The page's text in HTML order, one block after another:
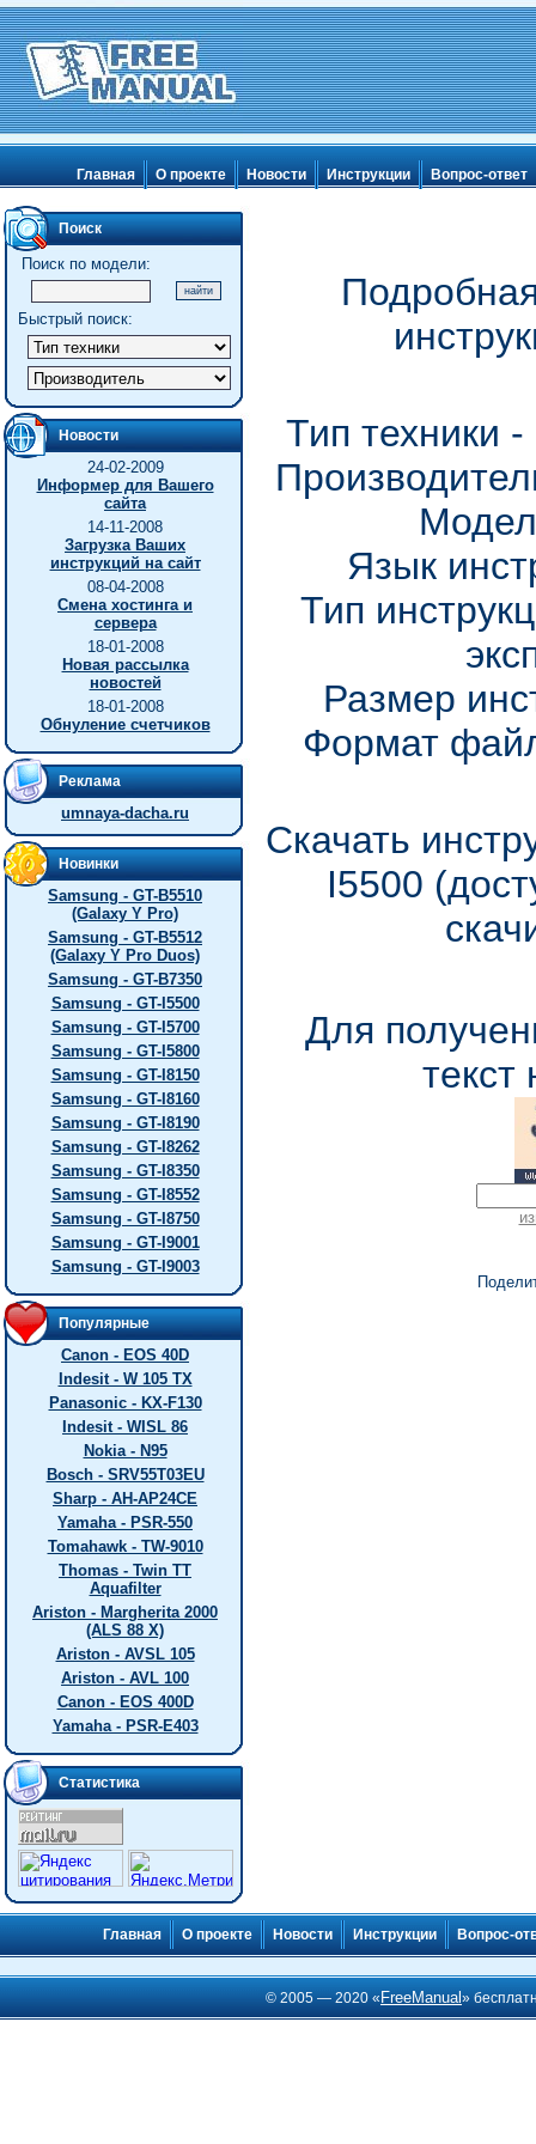
Главная О проекте Новости Инструкции Вопрос-ответ
Поиск
Поиск по модели:
Быстрый поиск:
Новости
24-02-2009
Информер для Вашего
сайта
14-11-2008
Загрузка Ваших
инструкций на сайт
08-04-2008
Смена хостинга и
сервера
18-01-2008
Новая рассылка
новостей
18-01-2008
Обнуление счетчиков
Реклама
umnaya-dacha.ru
Новинки
Samsung - GT-B5510
(Galaxy Y Pro)
Samsung - GT-B5512
(Galaxy Y Pro Duos)
Samsung - GT-B7350
Samsung - GT-I5500
Samsung - GT-I5700
Samsung - GT-I5800
Samsung - GT-I8150
Samsung - GT-I8160
Samsung - GT-I8190
Samsung - GT-I8262
Samsung - GT-I8350
Samsung - GT-I8552
Samsung - GT-I8750
Samsung - GT-I9001
Samsung - GT-I9003
Популярные
Canon - EOS 40D
Indesit - W 105 TX
Panasonic - KX-F130
Indesit - WISL 86
Nokia - N95
Bosch - SRV55T03EU
Sharp - AH-AP24CE
Yamaha - PSR-550
Tomahawk - TW-9010
Thomas - Twin TT
Aquafilter
Ariston - Margherita 2000
(ALS 88 X)
Ariston - AVSL 105
Ariston - AVL 100
Canon - EOS 400D
Yamaha - PSR-E403
Статистика
Тип техники
Язык
Тип
Размер
Формат
Скачать
I5500
Для
текст
Главная О проекте Новости Инструкции Вопрос-
© 2005 — 2020 « FreeManual»